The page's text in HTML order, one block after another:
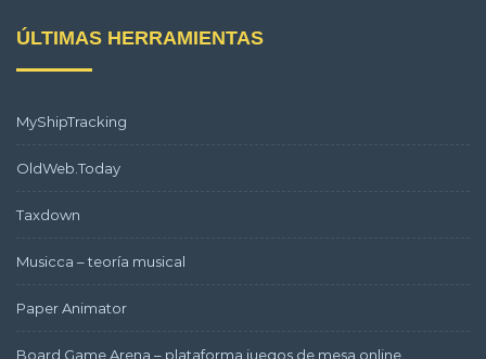
ÚLTIMAS HERRAMIENTAS
MyShipTracking
OldWeb.Today
Taxdown
Musicca – teoría musical
Paper Animator
Board Game Arena – plataforma juegos de mesa online